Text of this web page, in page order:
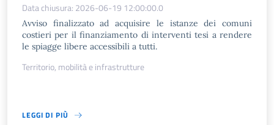
Data chiusura: 2026-06-19 12:00:00.0
Avviso finalizzato ad acquisire le istanze dei comuni
costieri per il finanziamento di interventi tesi a rendere
le spiagge libere accessibili a tutti.
Territorio, mobilità e infrastrutture
LEGGI DI PIÙ